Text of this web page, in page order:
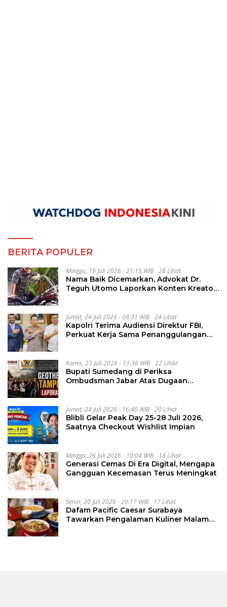
BERITA POPULER
Minggu, 19 Juli 2026 - 21:15 WIB 28 Lihat
Nama Baik Dicemarkan, Advokat Dr.
Teguh Utomo Laporkan Konten Kreator
Jumat, 24 Juli 2026 - 08:31 WIB 24 Lihat
Kapolri Terima Audiensi Direktur FBI,
Perkuat Kerja Sama Penanggulangan
Kamis, 23 Juli 2026 - 11:36 WIB 22 Lihat
Bupati Sumedang di Periksa
Ombudsman Jabar Atas Dugaan
Jumat, 24 Juli 2026 - 16:40 WIB 20 Lihat
Blibli Gelar Peak Day 25-28 Juli 2026,
Saatnya Checkout Wishlist Impian
Minggu, 26 Juli 2026 - 10:04 WIB 18 Lihat
Generasi Cemas Di Era Digital, Mengapa
Gangguan Kecemasan Terus Meningkat
Senin, 20 Juli 2026 - 20:17 WIB 17 Lihat
Dafam Pacific Caesar Surabaya
Tawarkan Pengalaman Kuliner Malam